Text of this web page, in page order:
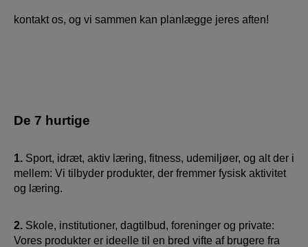
kontakt os, og vi sammen kan planlægge jeres aften!
De 7 hurtige
1. Sport, idræt, aktiv læring, fitness, udemiljøer, og alt der i
mellem: Vi tilbyder produkter, der fremmer fysisk aktivitet
og læring.
2. Skole, institutioner, dagtilbud, foreninger og private:
Vores produkter er ideelle til en bred vifte af brugere fra